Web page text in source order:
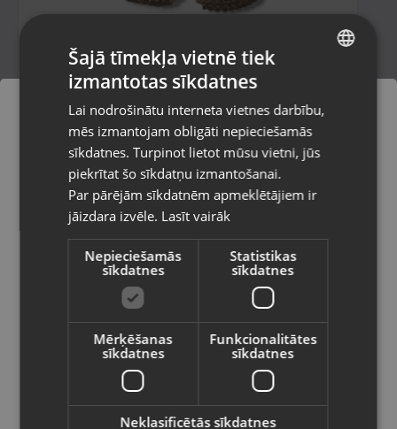
Zelta Auskaru pāris
Rīga, Brīvības gatve 432
Stāvoklis Restaurēts (Garantija 24 mēneši)
315.00€
€ /mēn.
Zelts Auskaru pāris
Pasūtījumi tiks piegādāti uz
izvēlēto valsti
Vietnes saturs būs attēlots izvēlētajā
valodā
Valsts
Latviešu / Latvian
RUSSIAN
Šajā tīmekļa vietnē tiek
izmantotas sīkdatnes
Lai nodrošinātu interneta vietnes darbību,
mēs izmantojam obligāti nepieciešamās
sīkdatnes. Turpinot lietot mūsu vietni, jūs
piekrītat šo sīkdatņu izmantošanai.
Par pārējām sīkdatnēm apmeklētājiem ir
jāizdara izvēle. Lasīt vairāk
Nepieciešamās
sīkdatnes
Statistikas
sīkdatnes
Mērķēšanas
sīkdatnes
Funkcionalitātes
sīkdatnes
Neklasificētās sīkdatnes